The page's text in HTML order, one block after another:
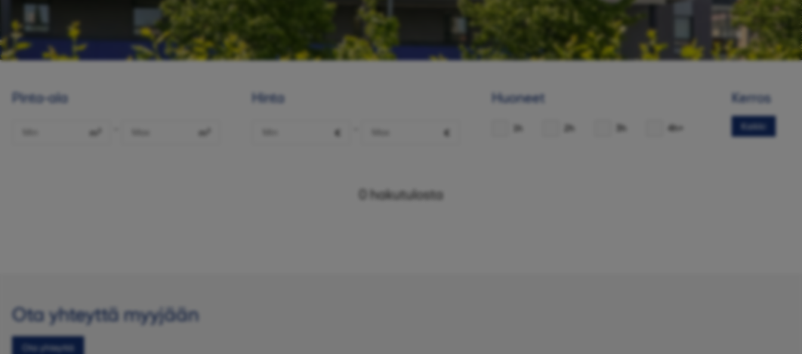
Pinta-ala
m² m²
Hinta
€ €
Huoneet
3h 4h+
Kerros
Kaikki
hakutulosta
Ota yhteyttä myyjään
Ota yhteyttä